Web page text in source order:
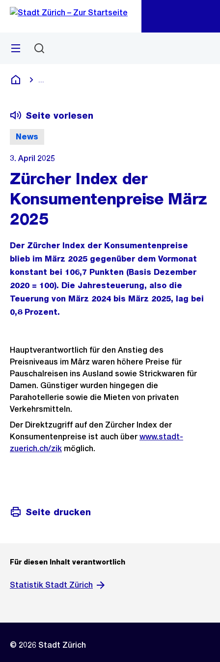
Navigation
Sprunglink
Menü
Deutsch
News
Seite vorlesen
3. April 2025
Zürcher Index der
Konsumentenpreise März
2025
Der Zürcher Index der Konsumentenpreise
blieb im März 2025 gegenüber dem Vormonat
konstant bei 106,7 Punkten (Basis Dezember
2020 = 100). Die Jahresteuerung, also die
Teuerung von März 2024 bis März 2025, lag bei
0,8 Prozent.
Hauptverantwortlich für den Anstieg des
Preisniveaus im März waren höhere Preise für
Pauschalreisen ins Ausland sowie Strickwaren für
Damen. Günstiger wurden hingegen die
Parahotellerie sowie die Mieten von privaten
Verkehrsmitteln.
Der Direktzugriff auf den Zürcher Index der
Konsumentenpreise ist auch über www.stadt-
zuerich.ch/zik möglich.
Seite drucken
Für diesen Inhalt verantwortlich
Statistik Stadt Zürich
© 2026 Stadt Zürich